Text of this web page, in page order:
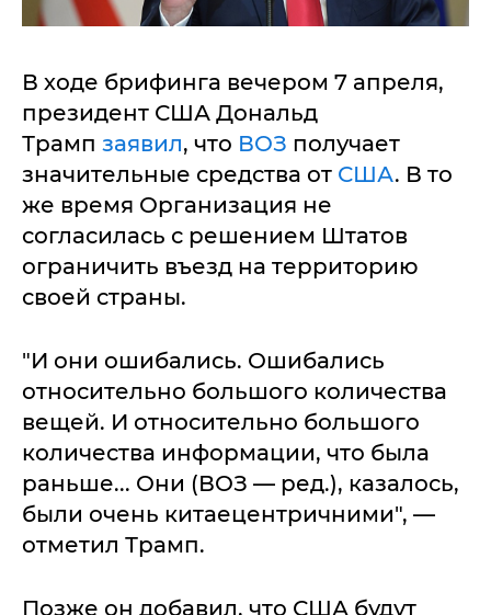
В ходе брифинга вечером 7 апреля,
президент США Дональд
Трамп заявил, что ВОЗ получает
значительные средства от США. В то
же время Организация не
согласилась с решением Штатов
ограничить въезд на территорию
своей страны.
"И они ошибались. Ошибались
относительно большого количества
вещей. И относительно большого
количества информации, что была
раньше... Они (ВОЗ — ред.), казалось,
были очень китаецентричними", —
отметил Трамп.
Позже он добавил, что США будут